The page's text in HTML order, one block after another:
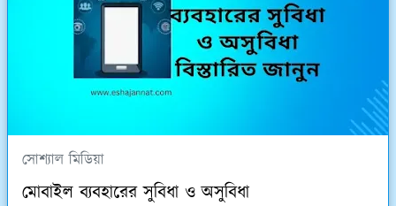
সোশ্যাল মিডিয়া
মোবাইল ব্যবহারের সুবিধা ও অসুবিধা